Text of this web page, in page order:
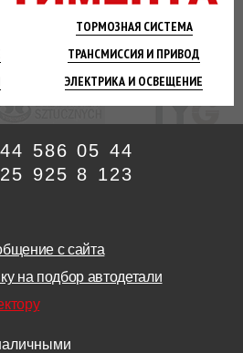
ТОРМОЗНАЯСИСТЕМА
ТРАНСМИССИЯ И ПРИВОД
ЭЛЕКТРИКА И ОСВЕЩЕНИЕ
586 05 44
925 8 123
с сайта
на подбор автодетали